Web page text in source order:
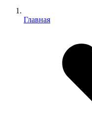
Главная